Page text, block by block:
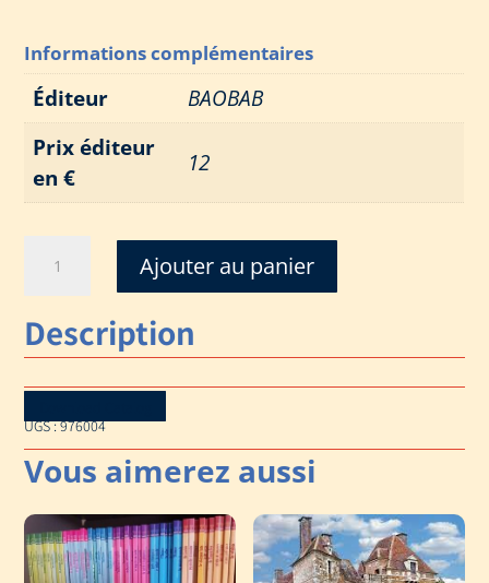
Informations complémentaires
Éditeur
BAOBAB
Prix éditeur
en €
12
CARNET
DE
PLONGEE-
INDIEN
Ajouter au panier
Description
UGS :976004